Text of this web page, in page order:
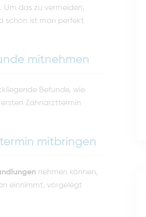
Um das zu vermeiden,
schon ist man perfekt
mitnehmen
Befunde, wie
Zahnarzttermin
mitbringen
nehmen können,
einnimmt, vorgelegt